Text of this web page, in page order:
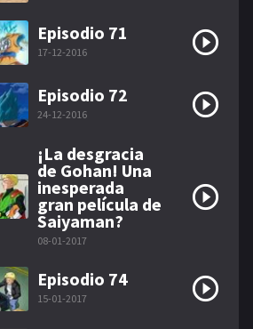
Episodio 71
17-12-2016
Episodio 72
24-12-2016
¡La desgracia
de Gohan! Una
inesperada
gran película de
Saiyaman?
08-01-2017
Episodio 74
15-01-2017